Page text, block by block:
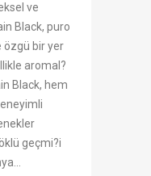
ve
Black, puro
özgü bir yer
aromal?
Black, hem
geçmi?i